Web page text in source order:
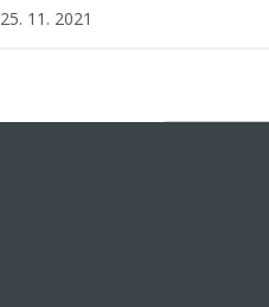
25. 11. 2021